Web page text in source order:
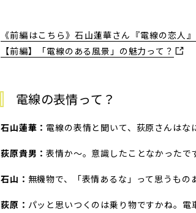
《前編はこちら》石山蓮華さん『電線の恋人
【前編】――「電線のある風景」の魅力って？
電線の表情って？
石山蓮華： 電線の表情と聞いて、荻原さんはな
荻原貴男：表情か～。意識したことなかったで
石山： 無機物で、「表情あるな」って思うもの
荻原： パッと思いつくのは乗り物ですかね。電